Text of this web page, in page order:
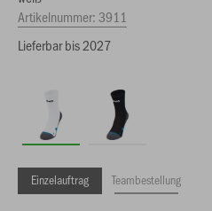
Artikelnummer:3911
Lieferbar bis 2027
Einzelauftrag Teambestellung